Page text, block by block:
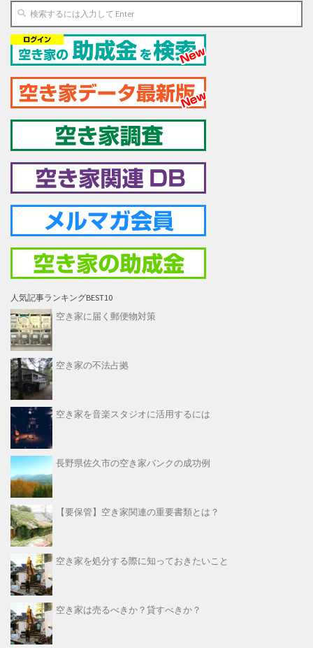
人気記事ランキングBEST10
空き家に届く郵便物対策
空き家の不法占拠
空き家を音楽スタジオに活用するには
長野県佐久市の空き家バンクの成功例
【要保管】空き家関連の重要書類とは？
空き家を処分する際に知っておきたいこと
空き家は売るべきか？貸すべきか？